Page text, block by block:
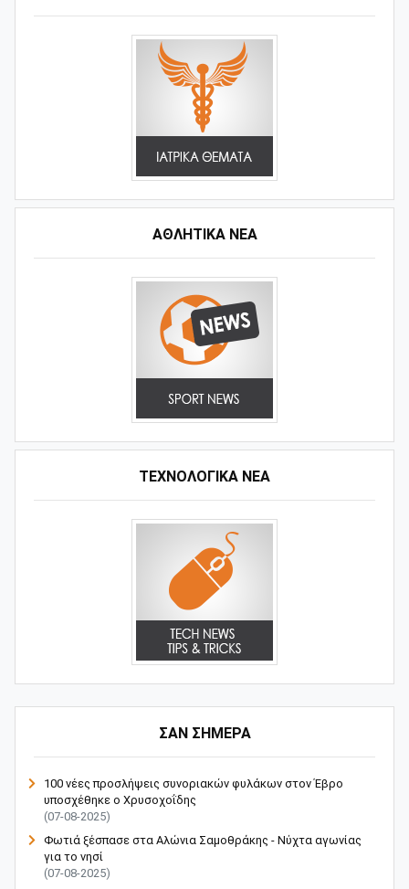
ΑΘΛΗΤΙΚΆ ΝΈΑ
ΤΕΧΝΟΛΟΓΙΚΑ ΝΕΑ
ΣΑΝ ΣΗΜΕΡΑ
100 νέες προσλήψεις συνοριακών φυλάκων στον Έβρο
υποσχέθηκε ο Χρυσοχοΐδης
(07-08-2025)
Φωτιά ξέσπασε στα Αλώνια Σαμοθράκης - Νύχτα αγωνίας
για το νησί
(07-08-2025)